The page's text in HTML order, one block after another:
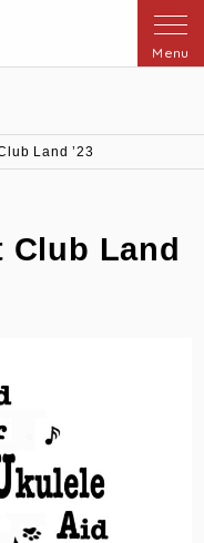
Menu
Land ’23
Club Land